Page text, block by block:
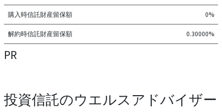
購入時信託財産留保額 0%
解約時信託財産留保額 0.30000%
PR
投資信託のウエルスアドバイザー